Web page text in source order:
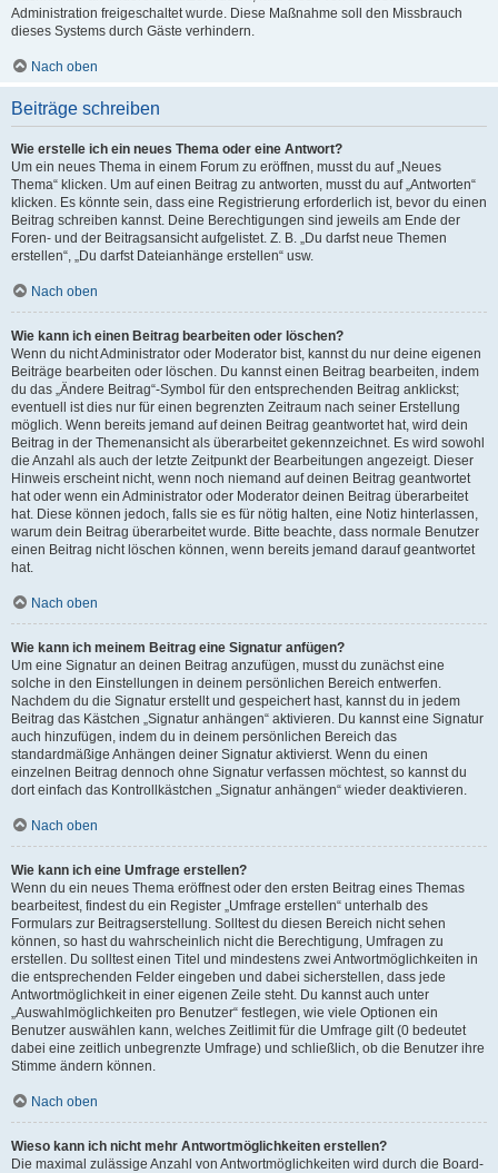
Administration freigeschaltet wurde. Diese Maßnahme soll den Missbrauch
dieses Systems durch Gäste verhindern.
Nach oben
Beiträge schreiben
Wie erstelle ich ein neues Thema oder eine Antwort?
Um ein neues Thema in einem Forum zu eröffnen, musst du auf „Neues
Thema“ klicken. Um auf einen Beitrag zu antworten, musst du auf „Antworten“
klicken. Es könnte sein, dass eine Registrierung erforderlich ist, bevor du einen
Beitrag schreiben kannst. Deine Berechtigungen sind jeweils am Ende der
Foren- und der Beitragsansicht aufgelistet. Z. B. „Du darfst neue Themen
erstellen“, „Du darfst Dateianhänge erstellen“ usw.
Nach oben
Wie kann ich einen Beitrag bearbeiten oder löschen?
Wenn du nicht Administrator oder Moderator bist, kannst du nur deine eigenen
Beiträge bearbeiten oder löschen. Du kannst einen Beitrag bearbeiten, indem
du das „Ändere Beitrag“-Symbol für den entsprechenden Beitrag anklickst;
eventuell ist dies nur für einen begrenzten Zeitraum nach seiner Erstellung
möglich. Wenn bereits jemand auf deinen Beitrag geantwortet hat, wird dein
Beitrag in der Themenansicht als überarbeitet gekennzeichnet. Es wird sowohl
die Anzahl als auch der letzte Zeitpunkt der Bearbeitungen angezeigt. Dieser
Hinweis erscheint nicht, wenn noch niemand auf deinen Beitrag geantwortet
hat oder wenn ein Administrator oder Moderator deinen Beitrag überarbeitet
hat. Diese können jedoch, falls sie es für nötig halten, eine Notiz hinterlassen,
warum dein Beitrag überarbeitet wurde. Bitte beachte, dass normale Benutzer
einen Beitrag nicht löschen können, wenn bereits jemand darauf geantwortet
hat.
Nach oben
Wie kann ich meinem Beitrag eine Signatur anfügen?
Um eine Signatur an deinen Beitrag anzufügen, musst du zunächst eine
solche in den Einstellungen in deinem persönlichen Bereich entwerfen.
Nachdem du die Signatur erstellt und gespeichert hast, kannst du in jedem
Beitrag das Kästchen „Signatur anhängen“ aktivieren. Du kannst eine Signatur
auch hinzufügen, indem du in deinem persönlichen Bereich das
standardmäßige Anhängen deiner Signatur aktivierst. Wenn du einen
einzelnen Beitrag dennoch ohne Signatur verfassen möchtest, so kannst du
dort einfach das Kontrollkästchen „Signatur anhängen“ wieder deaktivieren.
Nach oben
Wie kann ich eine Umfrage erstellen?
Wenn du ein neues Thema eröffnest oder den ersten Beitrag eines Themas
bearbeitest, findest du ein Register „Umfrage erstellen“ unterhalb des
Formulars zur Beitragserstellung. Solltest du diesen Bereich nicht sehen
können, so hast du wahrscheinlich nicht die Berechtigung, Umfragen zu
erstellen. Du solltest einen Titel und mindestens zwei Antwortmöglichkeiten in
die entsprechenden Felder eingeben und dabei sicherstellen, dass jede
Antwortmöglichkeit in einer eigenen Zeile steht. Du kannst auch unter
„Auswahlmöglichkeiten pro Benutzer“ festlegen, wie viele Optionen ein
Benutzer auswählen kann, welches Zeitlimit für die Umfrage gilt (0 bedeutet
dabei eine zeitlich unbegrenzte Umfrage) und schließlich, ob die Benutzer ihre
Stimme ändern können.
Nach oben
Wieso kann ich nicht mehr Antwortmöglichkeiten erstellen?
Die maximal zulässige Anzahl von Antwortmöglichkeiten wird durch die Board-